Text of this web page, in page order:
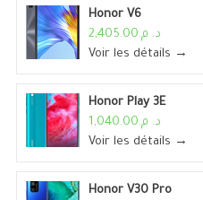
Honor V6
د. م.2,405.00
Voir les détails →
Honor Play 3E
د. م.1,040.00
Voir les détails →
Honor V30 Pro